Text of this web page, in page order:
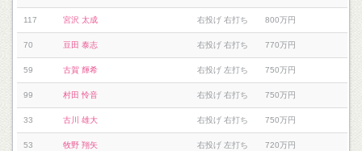
117 宮沢 太成 右投げ 右打ち 800万円
70 豆田 泰志 右投げ 右打ち 770万円
59 古賀 輝希 右投げ 左打ち 750万円
99 村田 怜音 右投げ 右打ち 750万円
33 古川 雄大 右投げ 右打ち 750万円
53 牧野 翔矢 右投げ 左打ち 720万円